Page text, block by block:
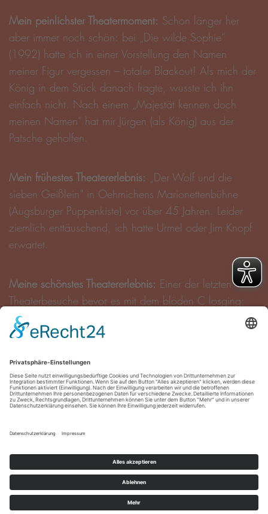
Mein peinlichster Theatermoment: Schon länger her
aber immer noch schön: bei „Die wilde Sophie“
(1992) hatte ich in einer Vorstellung den Namen
meiner Figur vergessen – totaler Blackout! Als mich der
König in dem Stück danach fragte, wusste ich ihn
einfach nicht. Nach einem „Majestät kennen doch
meinen Namen“ hat mir Jürgen (als König) aus der
Patsche geholfen.
Mein frühestes Theatererlebnis: „Der Wolf und die
sieben Geißlein“ in Oehmichens Marionettenbühne
(Augsburger Puppenkiste) vor über 45 Jahren. Leider
ziemlich enttäuschend, ich hatte Urmel oder Jim Knopf
erwartet.
Meine schönstes Theatererlebnis: Einer der letzten
Theaterbesuche bevor es mit dem blöden C losging:
„Dionysos Stadt“ in den Münchner Kammerspielen.
Mein erstes Musikalbum:
Datenschutz
Cookie-Einstellungen